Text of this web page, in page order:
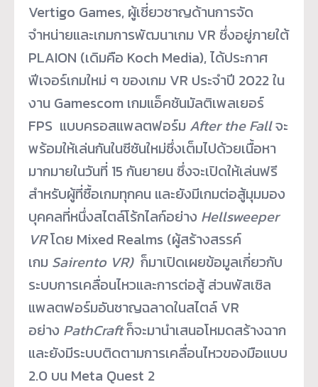
Vertigo Games, ผู้เชี่ยวชาญด้านการจัด
จำหน่ายและเกมการพัฒนาเกม VR ซึ่งอยู่ภายใต้
PLAION (เดิมคือ Koch Media), ได้ประกาศ
ฟีเจอร์เกมใหม่ ๆ ของเกม VR ประจำปี 2022 ใน
งาน Gamescom เกมแอ็คชันมัลติเพลเยอร์
FPS แบบครอสแพลตฟอร์ม After the Fallจะ
พร้อมให้เล่นกันในซีซันใหม่ซึ่งเต็มไปด้วยเนื้อหา
มากมายในวันที่ 15 กันยายน ซึ่งจะเปิดให้เล่นฟรี
สำหรับผู้ที่ซื้อเกมทุกคน และยังมีเกมต่อสู้มุมมอง
บุคคลที่หนึ่งสไตล์โร้กไลก์อย่าง Hellsweeper
VRโดย Mixed Realms (ผู้สร้างสรรค์
เกม Sairento VR) ก็มาเปิดเผยข้อมูลเกี่ยวกับ
ระบบการเคลื่อนไหวและการต่อสู้ ส่วนพัสเซิล
แพลตฟอร์มอันชาญฉลาดในสไตล์ VR
อย่าง PathCraftก็จะมานำเสนอโหมดสร้างฉาก
และยังมีระบบติดตามการเคลื่อนไหวของมือแบบ
2.0 บน Meta Quest 2